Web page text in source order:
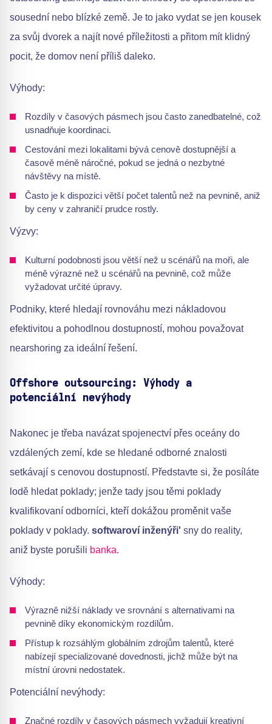
sousední nebo blízké země. Je to jako vydat se jen kousek
za svůj dvorek a najít nové příležitosti a přitom mít klidný
pocit, že domov není příliš daleko.
Výhody:
Rozdíly v časových pásmech jsou často zanedbatelné, což
usnadňuje koordinaci.
Cestování mezi lokalitami bývá cenově dostupnější a
časově méně náročné, pokud se jedná o nezbytné
návštěvy na místě.
Často je k dispozici větší počet talentů než na pevnině, aniž
by ceny v zahraničí prudce rostly.
Výzvy:
Kulturní podobnosti jsou větší než u scénářů na moři, ale
méně výrazné než u scénářů na pevnině, což může
vyžadovat určité úpravy.
Podniky, které hledají rovnováhu mezi nákladovou
efektivitou a pohodlnou dostupností, mohou považovat
nearshoring za ideální řešení.
Offshore outsourcing: Výhody a
potenciální nevýhody
Nakonec je třeba navázat spojenectví přes oceány do
vzdálených zemí, kde se hledané odborné znalosti
setkávají s cenovou dostupností. Představte si, že posíláte
lodě hledat poklady; jenže tady jsou těmi poklady
kvalifikovaní odborníci, kteří dokážou proměnit vaše
poklady v poklady. softwaroví inženýři' sny do reality,
aniž byste porušili banka.
Výhody:
Výrazně nižší náklady ve srovnání s alternativami na
pevnině díky ekonomickým rozdílům.
Přístup k rozsáhlým globálním zdrojům talentů, které
nabízejí specializované dovednosti, jichž může být na
místní úrovni nedostatek.
Potenciální nevýhody:
Značné rozdíly v časových pásmech vyžadují kreativní